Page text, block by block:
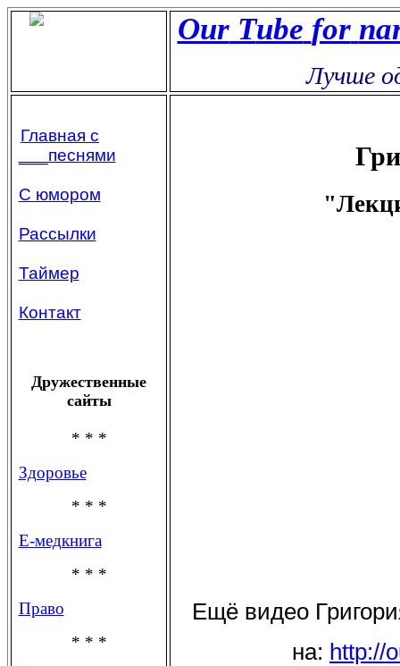
OurТube for
Лучше
Главная с
___песнями
С юмором
Рассылки
Таймер
Контакт
Дружественные
сайты
* * *
Здоровье
* * *
Е-медкнига
* * *
Право
* * *
Ещё видео
на: http://